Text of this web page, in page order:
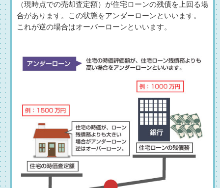
（現時点での売却査定額）が住宅ローンの残債を上回る場
合があります。この状態をアンダーローンといいます。
これが逆の場合はオーバーローンといいます。